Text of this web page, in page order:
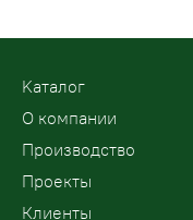
Kаталог
О компании
Производство
Проекты
Клиенты